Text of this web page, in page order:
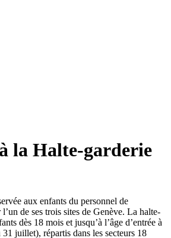
la Halte-garderie
aux enfants du personnel de
de ses trois sites de Genève. La halte-
dès 18 mois et jusqu’à l’âge d’entrée à
juillet), répartis dans les secteurs 18